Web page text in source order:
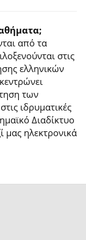
από τα
στις
ελληνικών
των
ιδρυματικές
Διαδίκτυο
μας ηλεκτρονικά